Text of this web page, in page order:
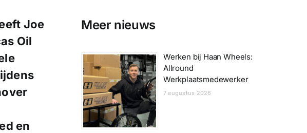
Joe
Oil
en
Meer nieuws
Werken bij Haan Wheels:
Allround
Werkplaatsmedewerker
7 augustus 2026